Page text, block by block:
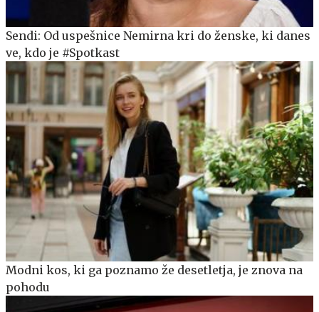
Sendi: Od uspešnice Nemirna kri do ženske, ki danes
ve, kdo je #Spotkast
Modni kos, ki ga poznamo že desetletja, je znova na
pohodu